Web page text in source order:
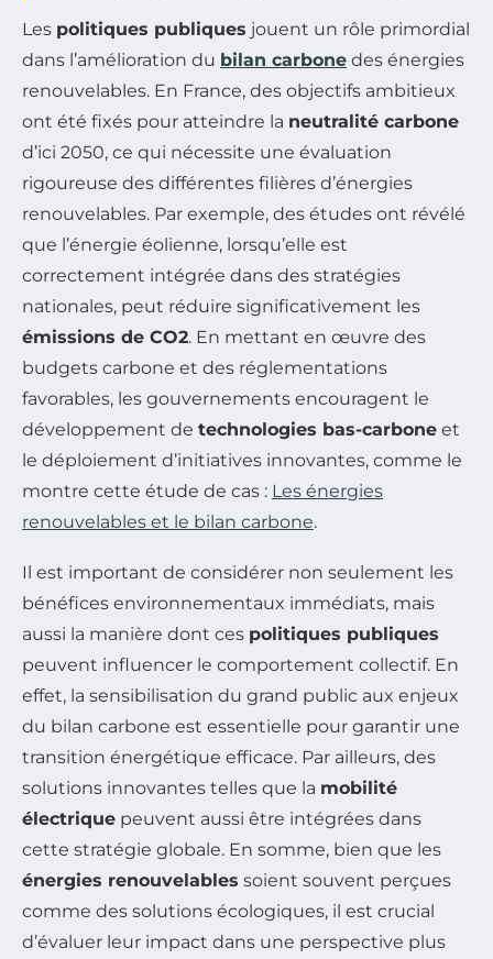
Les politiques publiques jouent un rôle primordial
dans l’amélioration du bilan carbone des énergies
renouvelables. En France, des objectifs ambitieux
ont été fixés pour atteindre la neutralité carbone
d’ici 2050, ce qui nécessite une évaluation
rigoureuse des différentes filières d’énergies
renouvelables. Par exemple, des études ont révélé
que l’énergie éolienne, lorsqu’elle est
correctement intégrée dans des stratégies
nationales, peut réduire significativement les
émissions de CO2. En mettant en œuvre des
budgets carbone et des réglementations
favorables, les gouvernements encouragent le
développement de technologies bas-carbone et
le déploiement d’initiatives innovantes, comme le
montre cette étude de cas : Les énergies
renouvelables et le bilan carbone.
Il est important de considérer non seulement les
bénéfices environnementaux immédiats, mais
aussi la manière dont ces politiques publiques
peuvent influencer le comportement collectif. En
effet, la sensibilisation du grand public aux enjeux
du bilan carbone est essentielle pour garantir une
transition énergétique efficace. Par ailleurs, des
solutions innovantes telles que la mobilité
électrique peuvent aussi être intégrées dans
cette stratégie globale. En somme, bien que les
énergies renouvelables soient souvent perçues
comme des solutions écologiques, il est crucial
d’évaluer leur impact dans une perspective plus